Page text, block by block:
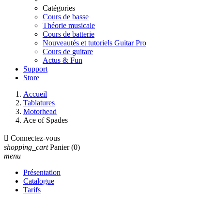
Catégories
Cours de basse
Théorie musicale
Cours de batterie
Nouveautés et tutoriels Guitar Pro
Cours de guitare
Actus & Fun
Support
Store
Accueil
Tablatures
Motorhead
Ace of Spades
 Connectez-vous
shopping_cart Panier (0)
menu
Présentation
Catalogue
Tarifs